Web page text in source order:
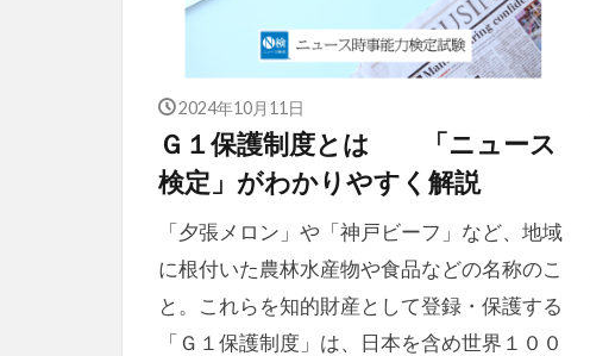
2024年10月11日
Ｇ１保護制度とは 「ニュース
検定」がわかりやすく解説
「夕張メロン」や「神戸ビーフ」など、地域
に根付いた農林水産物や食品などの名称のこ
と。これらを知的財産として登録・保護する
「Ｇ１保護制度」は、日本を含め世界１００